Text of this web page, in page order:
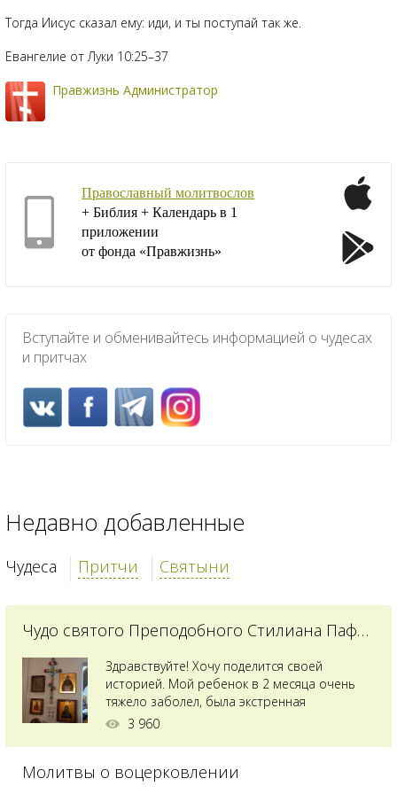
Тогда Иисус сказал ему: иди, и ты поступай так же.
Евангелие от Луки 10:25–37
Правжизнь Администратор
Православный молитвослов
+ Библия + Календарь в 1
приложении
от фонда «Правжизнь»
Вступайте и обменивайтесь информацией о чудесах
и притчах
Недавно добавленные
Чудеса Притчи Святыни
Чудо святого Преподобного Стилиана Пафлагонского
Здравствуйте! Хочу поделится своей
историей. Мой ребенок в 2 месяца очень
тяжело заболел, была экстренная
сложнейшая операция, состояние после
святого Владимира я увидела незнакомую
3 960
Молитвы о воцерковлении